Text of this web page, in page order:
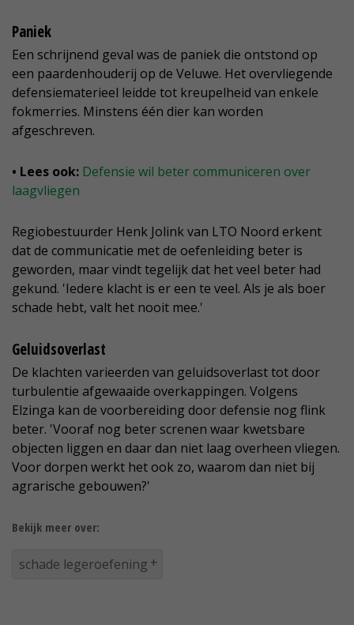
Paniek
Een schrijnend geval was de paniek die ontstond op
een paardenhouderij op de Veluwe. Het overvliegende
defensiematerieel leidde tot kreupelheid van enkele
fokmerries. Minstens één dier kan worden
afgeschreven.
• Lees ook: Defensie wil beter communiceren over
laagvliegen
Regiobestuurder Henk Jolink van LTO Noord erkent
dat de communicatie met de oefenleiding beter is
geworden, maar vindt tegelijk dat het veel beter had
gekund. 'Iedere klacht is er een te veel. Als je als boer
schade hebt, valt het nooit mee.'
Geluidsoverlast
De klachten varieerden van geluidsoverlast tot door
turbulentie afgewaaide overkappingen. Volgens
Elzinga kan de voorbereiding door defensie nog flink
beter. 'Vooraf nog beter screnen waar kwetsbare
objecten liggen en daar dan niet laag overheen vliegen.
Voor dorpen werkt het ook zo, waarom dan niet bij
agrarische gebouwen?'
Bekijk meer over:
schade legeroefening